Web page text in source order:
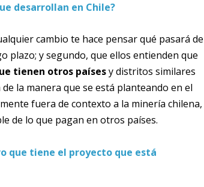
desarrollan en Chile?
cambio te hace pensar qué pasará de
plazo; y segundo, que ellos entienden que
tienen otros paísesy distritos similares
la manera que se está planteando en el
fuera de contexto a la minería chilena,
de lo que pagan en otros países.
que tiene el proyecto que está